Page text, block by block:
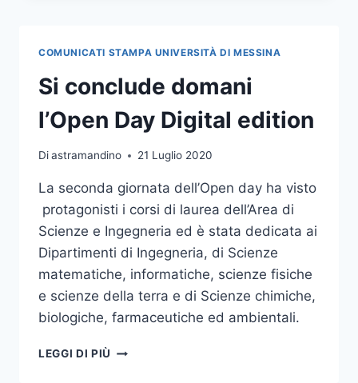
2025,
REGISTRATE
OLTRE
4.000
COMUNICATI STAMPA UNIVERSITÀ DI MESSINA
Si conclude domani
l’Open Day Digital edition
Diastramandino 21 Luglio 2020
La seconda giornata dell’Open day ha visto
protagonisti i corsi di laurea dell’Area di
Scienze e Ingegneria ed è stata dedicata ai
Dipartimenti di Ingegneria, di Scienze
matematiche, informatiche, scienze fisiche
e scienze della terra e di Scienze chimiche,
biologiche, farmaceutiche ed ambientali.
LEGGI DI PIÙ SI